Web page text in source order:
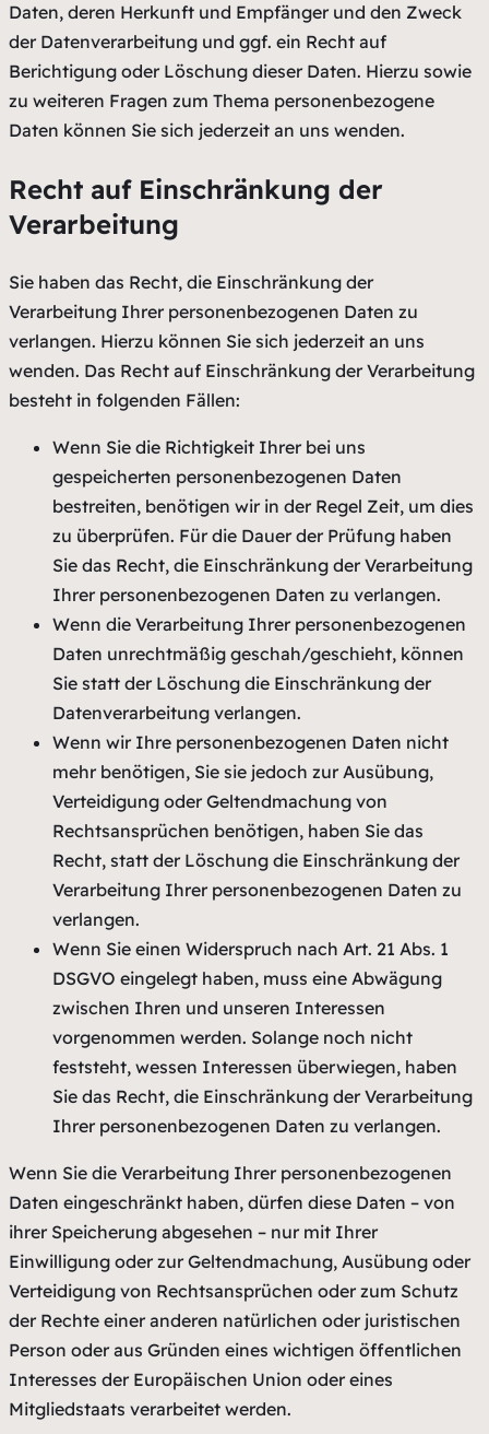
Daten, deren Herkunft und Empfänger und den Zweck
der Datenverarbeitung und ggf. ein Recht auf
Berichtigung oder Löschung dieser Daten. Hierzu sowie
zu weiteren Fragen zum Thema personenbezogene
Daten können Sie sich jederzeit an uns wenden.
Recht auf Einschränkung der
Verarbeitung
Sie haben das Recht, die Einschränkung der
Verarbeitung Ihrer personenbezogenen Daten zu
verlangen. Hierzu können Sie sich jederzeit an uns
wenden. Das Recht auf Einschränkung der Verarbeitung
besteht in folgenden Fällen:
Wenn Sie die Richtigkeit Ihrer bei uns
gespeicherten personenbezogenen Daten
bestreiten, benötigen wir in der Regel Zeit, um dies
zu überprüfen. Für die Dauer der Prüfung haben
Sie das Recht, die Einschränkung der Verarbeitung
Ihrer personenbezogenen Daten zu verlangen.
Wenn die Verarbeitung Ihrer personenbezogenen
Daten unrechtmäßig geschah/geschieht, können
Sie statt der Löschung die Einschränkung der
Datenverarbeitung verlangen.
Wenn wir Ihre personenbezogenen Daten nicht
mehr benötigen, Sie sie jedoch zur Ausübung,
Verteidigung oder Geltendmachung von
Rechtsansprüchen benötigen, haben Sie das
Recht, statt der Löschung die Einschränkung der
Verarbeitung Ihrer personenbezogenen Daten zu
verlangen.
Wenn Sie einen Widerspruch nach Art. 21 Abs. 1
DSGVO eingelegt haben, muss eine Abwägung
zwischen Ihren und unseren Interessen
vorgenommen werden. Solange noch nicht
feststeht, wessen Interessen überwiegen, haben
Sie das Recht, die Einschränkung der Verarbeitung
Ihrer personenbezogenen Daten zu verlangen.
Wenn Sie die Verarbeitung Ihrer personenbezogenen
Daten eingeschränkt haben, dürfen diese Daten – von
ihrer Speicherung abgesehen – nur mit Ihrer
Einwilligung oder zur Geltendmachung, Ausübung oder
Verteidigung von Rechtsansprüchen oder zum Schutz
der Rechte einer anderen natürlichen oder juristischen
Person oder aus Gründen eines wichtigen öffentlichen
Interesses der Europäischen Union oder eines
Mitgliedstaats verarbeitet werden.